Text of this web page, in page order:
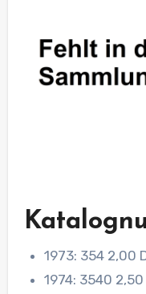
1973: 354 2,00
1974: 3540 2,50